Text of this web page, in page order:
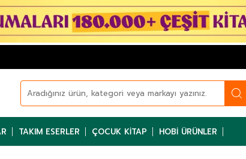
TAKIM ESERLER ÇOCUK KITAP HOBI ÜRÜNLER